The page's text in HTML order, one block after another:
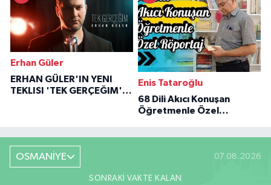
Erhan Güler
ERHAN GÜLER'IN YENI
TEKLISI 'TEK GERÇEĞIM'LE
Enis Tataroğlu
68 Dili Akıcı Konuşan
Öğretmenle Özel
OSMANİYE 07.08.2026
SONRAKI VAKTE KALAN